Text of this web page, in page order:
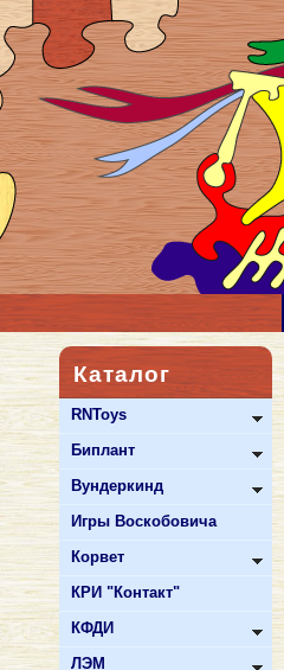
Каталог
RNToys
Биплант
Вундеркинд
Игры Воскобовича
Корвет
КРИ "Контакт"
КФДИ
ЛЭМ